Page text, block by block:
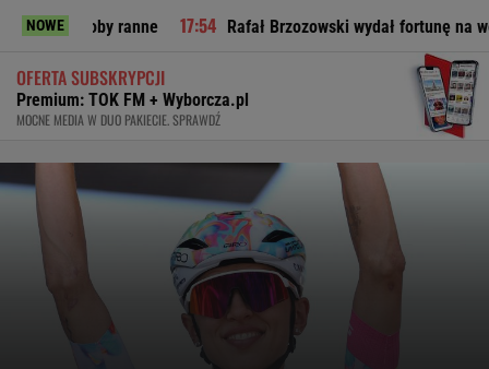
NOWE
ranne Rafał Brzozowski wydał fortunę na wesele?
OFERTA SUBSKRYPCJI
Premium: TOK FM + Wyborcza.pl
MOCNE MEDIA W DUO PAKIECIE. SPRAWDŹ